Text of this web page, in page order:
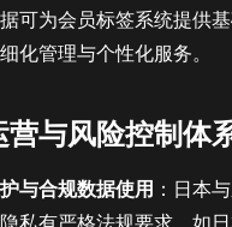
可为会员标签系统提供
化管理与个性化服务。
营与风险控制体
与合规数据使用 ：日本